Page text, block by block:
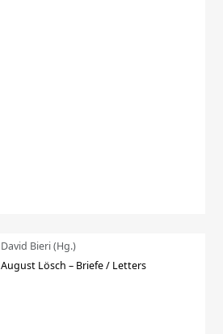
David Bieri (Hg.)
August Lösch – Briefe / Letters